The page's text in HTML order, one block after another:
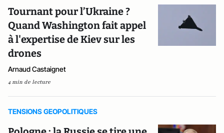
Tournant pour l’Ukraine ?
Quand Washington fait appel
à l'expertise de Kiev sur les
drones
Arnaud Castaignet
4 min de lecture
TENSIONS GEOPOLITIQUES